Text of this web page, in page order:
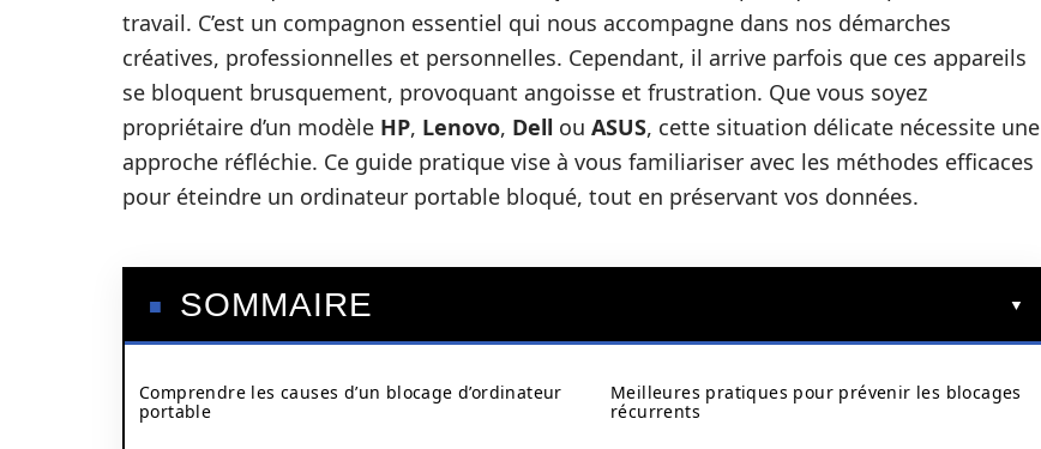
travail. C’est un compagnon essentiel qui nous accompagne dans nos démarches
créatives, professionnelles et personnelles. Cependant, il arrive parfois que ces appareils
se bloquent brusquement, provoquant angoisse et frustration. Que vous soyez
propriétaire d’un modèle HP, Lenovo, Dell ou ASUS, cette situation délicate nécessite une
approche réfléchie. Ce guide pratique vise à vous familiariser avec les méthodes efficaces
pour éteindre un ordinateur portable bloqué, tout en préservant vos données.
SOMMAIRE
Comprendre les causes d’un blocage d’ordinateur
portable
Meilleures pratiques pour prévenir les blocages
récurrents